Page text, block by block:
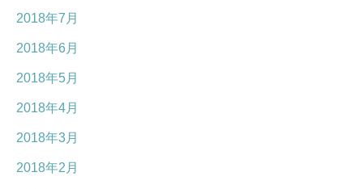
2018年7月
2018年6月
2018年5月
2018年4月
2018年3月
2018年2月